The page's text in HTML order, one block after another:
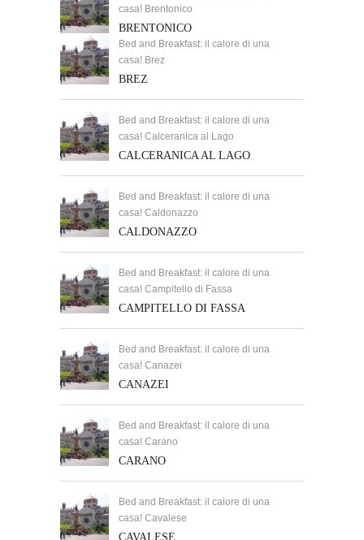
casa! Brentonico
BRENTONICO
Bed and Breakfast: il calore di una
casa! Brez
BREZ
Bed and Breakfast: il calore di una
casa! Calceranica al Lago
CALCERANICA AL LAGO
Bed and Breakfast: il calore di una
casa! Caldonazzo
CALDONAZZO
Bed and Breakfast: il calore di una
casa! Campitello di Fassa
CAMPITELLO DI FASSA
Bed and Breakfast: il calore di una
casa! Canazei
CANAZEI
Bed and Breakfast: il calore di una
casa! Carano
CARANO
Bed and Breakfast: il calore di una
casa! Cavalese
CAVALESE